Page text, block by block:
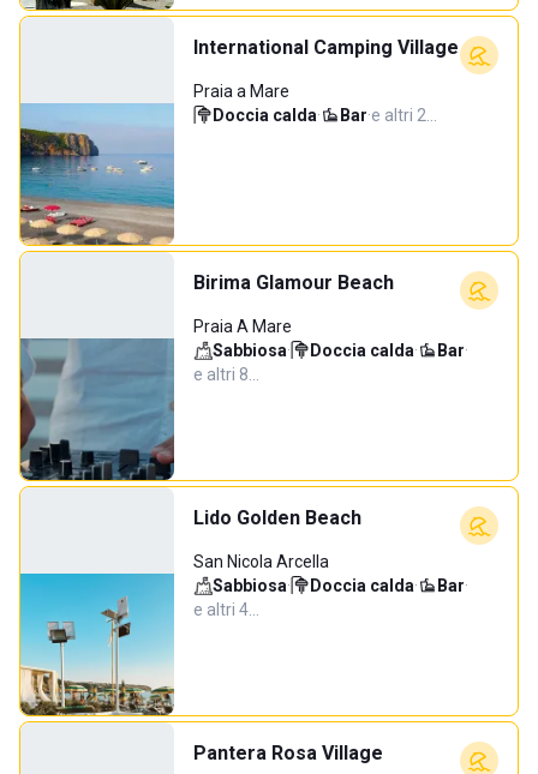
International Camping Village
Praia a Mare
Doccia calda· Bar·e altri 2…
Birima Glamour Beach
Praia A Mare
Sabbiosa· Doccia calda· Bar·
e altri 8…
Lido Golden Beach
San Nicola Arcella
Sabbiosa· Doccia calda· Bar·
e altri 4…
Pantera Rosa Village